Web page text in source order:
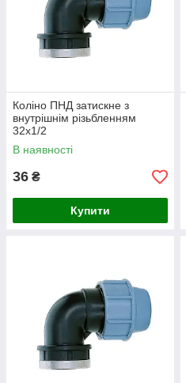
Коліно ПНД затискне з
внутрішнім різьбленням
32х1/2
В наявності
36 ₴
Купити